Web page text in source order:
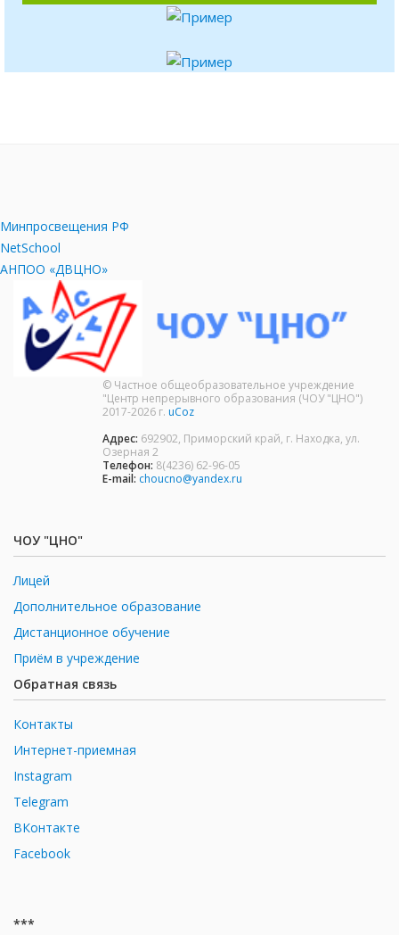
Минпросвещения РФ
NetSchool
АНПОО «ДВЦНО»
© Частное общеобразовательное учреждение
"Центр непрерывного образования (ЧОУ "ЦНО")
2017-2026 г. uCoz
Адрес: 692902, Приморский край, г. Находка, ул.
Озерная 2
Телефон: 8(4236) 62-96-05
E-mail: choucno@yandex.ru
ЧОУ "ЦНО"
Лицей
Дополнительное образование
Дистанционное обучение
Приём в учреждение
Обратная связь
Контакты
Интернет-приемная
Instagram
Telegram
ВКонтакте
Facebook
***